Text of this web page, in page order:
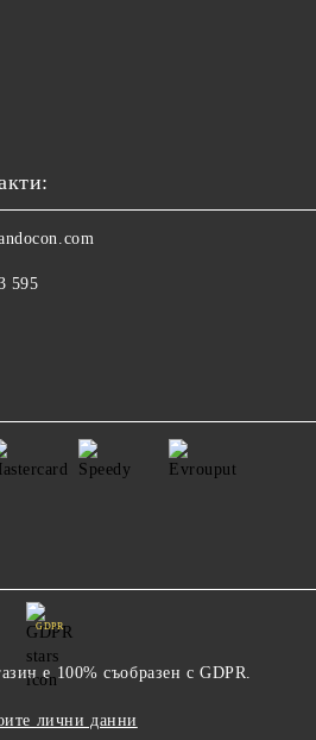
595
GDPR
е 100% съобразен с GDPR.
лични данни